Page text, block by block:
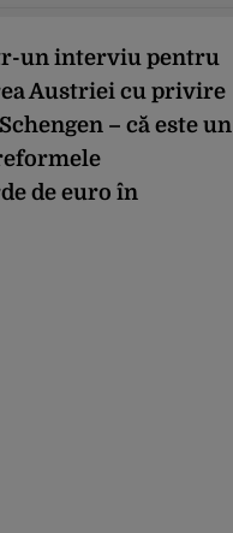
un interviu pentru
Austriei cu privire
– că este un
de euro în